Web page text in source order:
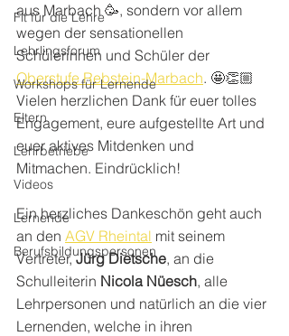
Fit für die Lehre
Lehrlingsforum
Workshops für Lernende
Eltern
Lehrbetriebe
Videos
Lernende
Berufsbildungspersonen
aus Marbach 🥳, sondern vor allem
wegen der sensationellen
Schülerinnen und Schüler der
Oberstufe Rebstein-Marbach. 🤩👏🏼
Vielen herzlichen Dank für euer tolles
Engagement, eure aufgestellte Art und
euer aktives Mitdenken und
Mitmachen. Eindrücklich!
Ein herzliches Dankeschön geht auch
an den AGV Rheintal mit seinem
Vertreter, Jürg Dietsche, an die
Schulleiterin Nicola Nüesch, alle
Lehrpersonen und natürlich an die vier
Lernenden, welche in ihren